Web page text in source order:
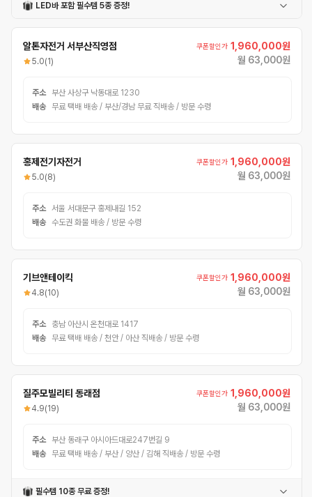
LED바 포함 필수템 5종 증정!
알톤자전거 서부산직영점
5.0(1)
쿠폰할인가 1,960,000원
월 63,000원
주소
부산 사상구 낙동대로 1230
배송
무료 택배 배송 / 부산/경남 무료 직배송 / 방문 수령
홍제전기자전거
5.0(8)
쿠폰할인가 1,960,000원
월 63,000원
주소 서울 서대문구 홍제내길 152
배송
수도권 화물 배송 / 방문 수령
기브앤테이킥
4.8(10)
쿠폰할인가 1,960,000원
월 63,000원
주소
충남 아산시 온천대로 1417
배송
무료 택배 배송 / 천안 / 아산 직배송 / 방문 수령
질주모빌리티 동래점
4.9(19)
쿠폰할인가 1,960,000원
월 63,000원
주소
부산 동래구 아시아드대로247번길 9
배송
무료 택배 배송 / 부산 / 양산 / 김해 직배송 / 방문 수령
필수템 10종 무료 증정!